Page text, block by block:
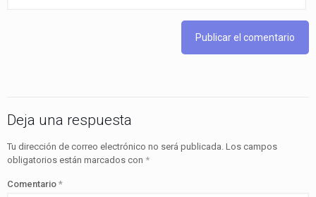
Deja una respuesta
Tu dirección de correo electrónico no será publicada. Los campos
obligatorios están marcados con *
Comentario *